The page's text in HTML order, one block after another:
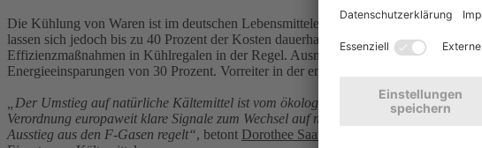
Die Kühlung von Waren ist im deutschen Lebensmitteleinzelhandel für
lassen sich jedoch bis zu 40 Prozent der Kosten dauerhaft einsparen. Während in
Effizienzmaßnahmen in Kühlregalen in der Regel. Ausnahme ist die Kaiser‘s
Energieeinsparungen von 30 Prozent. Vorreiter in der energiesparenden
„Der Umstieg auf natürliche Kältemittel ist vom ökologischen Standpunkt her
Verordnung europaweit klare Signale zum Wechsel auf natürliche Kältemittel zu
Ausstieg aus den F-Gasen regelt“, betont Dorothee Saar
, Leiterin für Verkehr und